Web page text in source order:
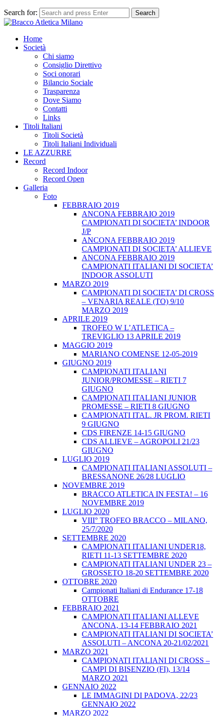
Search for: Search
Home
Società
Chi siamo
Consiglio Direttivo
Soci onorari
Bilancio Sociale
Trasparenza
Dove Siamo
Contatti
Links
Titoli Italiani
Titoli Società
Titoli Italiani Individuali
LE AZZURRE
Record
Record Indoor
Record Open
Galleria
Foto
FEBBRAIO 2019
ANCONA FEBBRAIO 2019
CAMPIONATI DI SOCIETA’ INDOOR
J/P
ANCONA FEBBRAIO 2019
CAMPIONATI DI SOCIETA’ ALLIEVE
ANCONA FEBBRAIO 2019
CAMPIONATI ITALIANI DI SOCIETA’
INDOOR ASSOLUTI
MARZO 2019
CAMPIONATI DI SOCIETA’ DI CROSS
– VENARIA REALE (TO) 9/10
MARZO 2019
APRILE 2019
TROFEO W L’ATLETICA –
TREVIGLIO 13 APRILE 2019
MAGGIO 2019
MARIANO COMENSE 12-05-2019
GIUGNO 2019
CAMPIONATI ITALIANI
JUNIOR/PROMESSE – RIETI 7
GIUGNO
CAMPIONATI ITALIANI JUNIOR
PROMESSE – RIETI 8 GIUGNO
CAMPIONATI ITAL. JR PROM. RIETI
9 GIUGNO
CDS FIRENZE 14-15 GIUGNO
CDS ALLIEVE – AGROPOLI 21/23
GIUGNO
LUGLIO 2019
CAMPIONATI ITALIANI ASSOLUTI –
BRESSANONE 26/28 LUGLIO
NOVEMBRE 2019
BRACCO ATLETICA IN FESTA! – 16
NOVEMBRE 2019
LUGLIO 2020
VIII° TROFEO BRACCO – MILANO,
25/7/2020
SETTEMBRE 2020
CAMPIONATI ITALIANI UNDER18,
RIETI 11-13 SETTEMBRE 2020
CAMPIONATI ITALIANI UNDER 23 –
GROSSETO 18-20 SETTEMBRE 2020
OTTOBRE 2020
Campionati Italiani di Endurance 17-18
OTTOBRE
FEBBRAIO 2021
CAMPIONATI ITALIANI ALLEVE
ANCONA, 13-14 FEBBRAIO 2021
CAMPIONATI ITALIANI DI SOCIETA’
ASSOLUTI – ANCONA 20-21/02/2021
MARZO 2021
CAMPIONATI ITALIANI DI CROSS –
CAMPI DI BISENZIO (FI), 13/14
MARZO 2021
GENNAIO 2022
LE IMMAGINI DI PADOVA, 22/23
GENNAIO 2022
MARZO 2022